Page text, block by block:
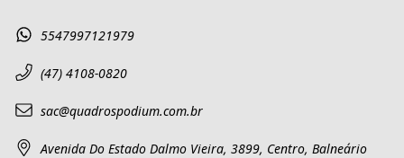
5547997121979
(47) 4108-0820
sac@quadrospodium.com.br
Avenida Do Estado Dalmo Vieira, 3899, Centro, Balneário